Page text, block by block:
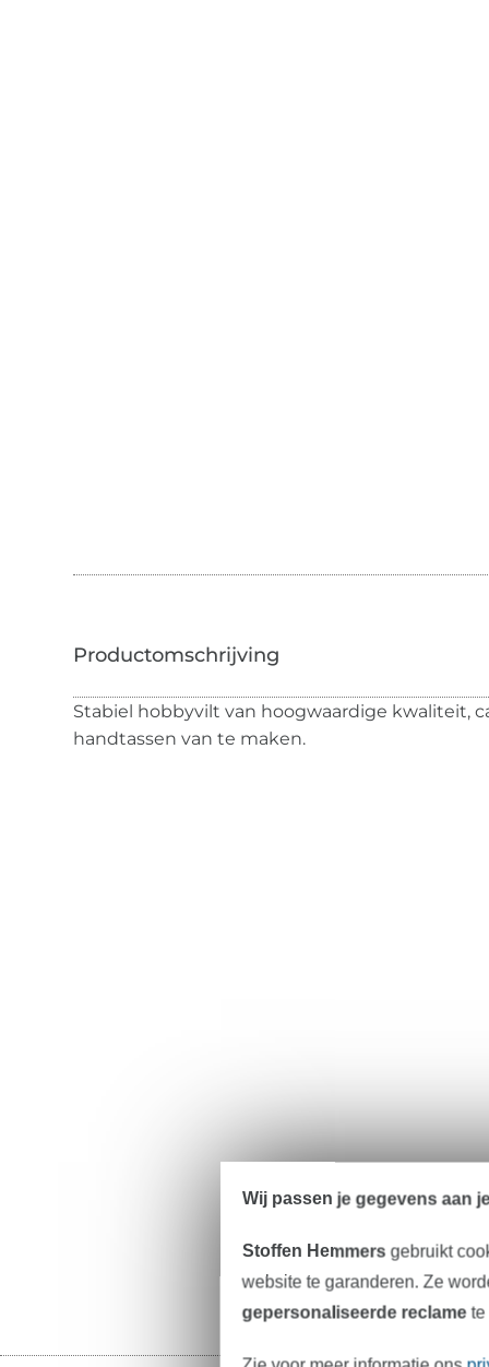
Stabiel hobbyvilt van hoogwaardige kwaliteit,
handtassen van te maken.
Wij passen je gegevens aan
Stoffen Hemmers gebruikt
website te garanderen. Ze
gepersonaliseerde reclamete